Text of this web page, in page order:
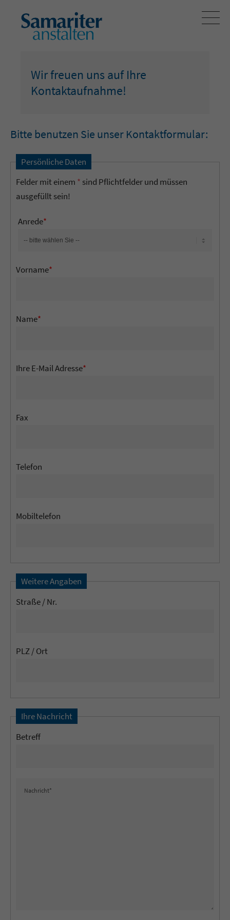
Wir freuen uns auf Ihre
Kontaktaufnahme!
Bitte benutzen Sie unser Kontaktformular:
Persönliche Daten
Felder mit einem * sind Pflichtfelder und müssen
ausgefüllt sein!
Anrede*
Vorname*
Name*
Ihre E-Mail Adresse*
Fax
Telefon
Mobiltelefon
Weitere Angaben
Straße / Nr.
PLZ / Ort
Ihre Nachricht
Betreff